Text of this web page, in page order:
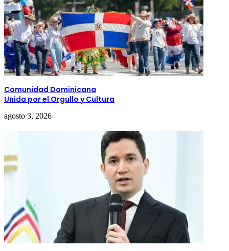
Comunidad Dominicana
Unida por el Orgullo y Cultura
agosto 3, 2026